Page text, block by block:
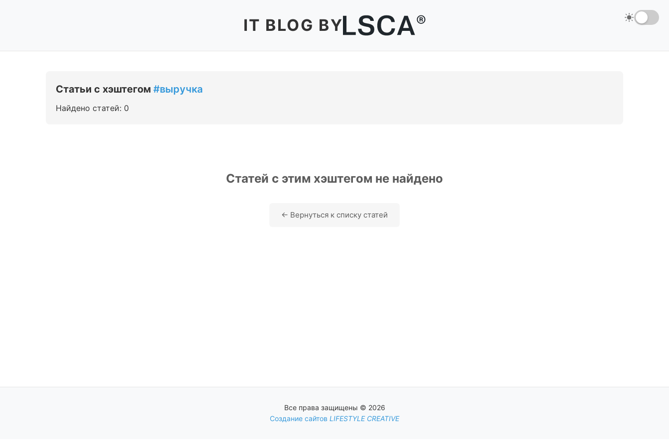
IT BLOG BY
Статьи с хэштегом #выручка
Найдено статей: 0
Статей с этим хэштегом не найдено
← Вернуться к списку статей
Все права защищены © 2026
Создание сайтов LIFESTYLE CREATIVE